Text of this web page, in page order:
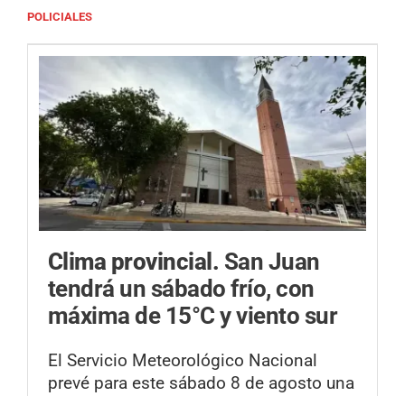
POLICIALES
Clima provincial. San Juan
tendrá un sábado frío, con
máxima de 15°C y viento sur
El Servicio Meteorológico Nacional
prevé para este sábado 8 de agosto una